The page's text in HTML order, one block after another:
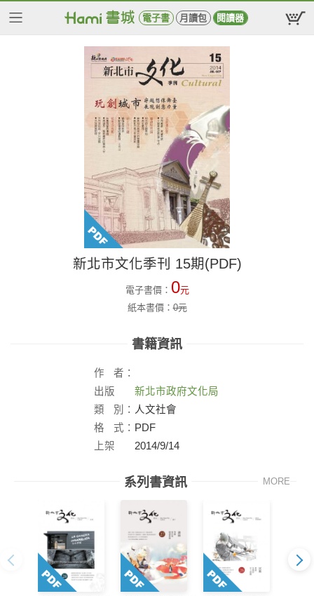
電子書 月讀包 閱讀器
新北市文化季刊 15期(PDF)
電子書價： 0元
紙本書價：0元
書籍資訊
作
者：
出版
社：
新北市政府文化局
類
別： 人文社會
格
式： PDF
上架
2014/9/14
系列書資訊 MORE